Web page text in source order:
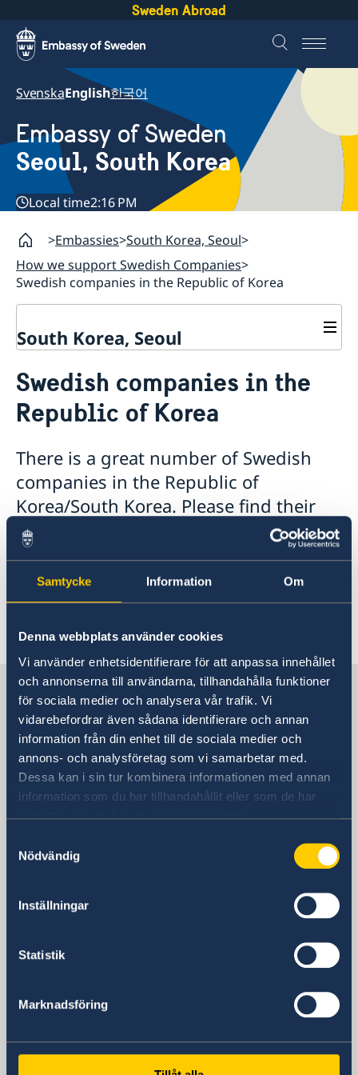
Samtycke Information Om
Denna webbplats använder cookies
Vi använder enhetsidentifierare för att anpassa innehållet
och annonserna till användarna, tillhandahålla funktioner
för sociala medier och analysera vår trafik. Vi
vidarebefordrar även sådana identifierare och annan
information från din enhet till de sociala medier och
annons- och analysföretag som vi samarbetar med.
Dessa kan i sin tur kombinera informationen med annan
information som du har tillhandahållit eller som de har
samlat in när du har använt deras tjänster.
Nödvändig
Inställningar
Statistik
Marknadsföring
Sweden Abroad
SvenskaEnglish한국어
Embassy of Sweden
Seoul, South Korea
Local time2:16 PM
Embassies South Korea, Seoul
How we support Swedish Companies
Swedish companies in the Republic of Korea
South Korea, Seoul
News
Swedish Media
Contact
Associations & Others
About us
Embassy Staff
The Ambassador
Office of Science and Innovation
How we support Swedish Companies
We are a resource for Swedish companies
Team Sweden
How you get support
Swedish companies in the Republic of Korea
Report trade barriers
Swedish companies in the
Republic of Korea
There is a great number of Swedish
companies in the Republic of
Korea/South Korea. Please find their
contact information below.
Korea.pdf
Last updated 17 Dec 2025, 3.59 PM
Sweden in South Korea
Embassy
Visiting address
Danam Building, 8th Fl.
10 Sowol-ro, Jung-Gu
Postal Address
C.P.O Box 3577
Seoul 04535
Phone
Fax
+82 2 3703-3701
E-mail
Main Embassy(General Inquiries)